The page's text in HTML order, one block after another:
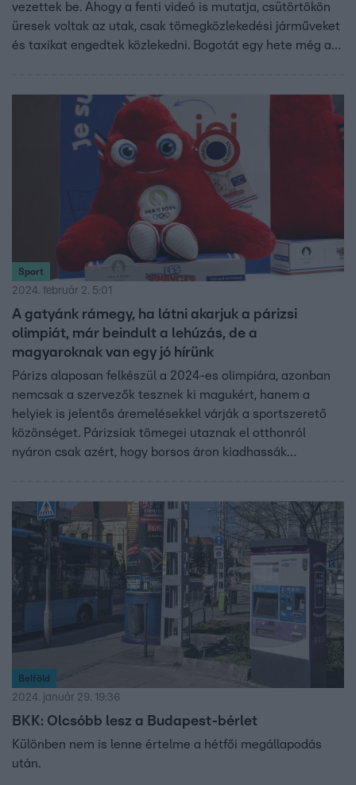
vezettek be. Ahogy a fenti videó is mutatja, csütörtökön
üresek voltak az utak, csak tömegközlekedési járműveket
és taxikat engedtek közlekedni. Bogotát egy hete még az
Sport
2024. február 2. 5:01
A gatyánk rámegy, ha látni akarjuk a párizsi
olimpiát, már beindult a lehúzás, de a
magyaroknak van egy jó hírünk
Párizs alaposan felkészül a 2024-es olimpiára, azonban
nemcsak a szervezők tesznek ki magukért, hanem a
helyiek is jelentős áremelésekkel várják a sportszerető
közönséget. Párizsiak tömegei utaznak el otthonról
nyáron csak azért, hogy borsos áron kiadhassák
amelyekben érintettek lehetünk, viszonylag jó áron lehet
megvásárolni a belépőt.
Belföld
2024. január 29. 19:36
BKK: Olcsóbb lesz a Budapest-bérlet
Különben nem is lenne értelme a hétfői megállapodás
után.